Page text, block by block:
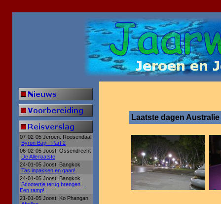
07-02-05 Jeroen: Roosendaal
Byron Bay - Part 2
06-02-05 Joost: Ossendrecht
De Allerlaatste
24-01-05 Joost: Bangkok
Tas inpakken en gaan!
24-01-05 Joost: Bangkok
Scootertje terug brengen...
Een ramp!
21-01-05 Joost: Ko Phangan
Laatste dagen Australie